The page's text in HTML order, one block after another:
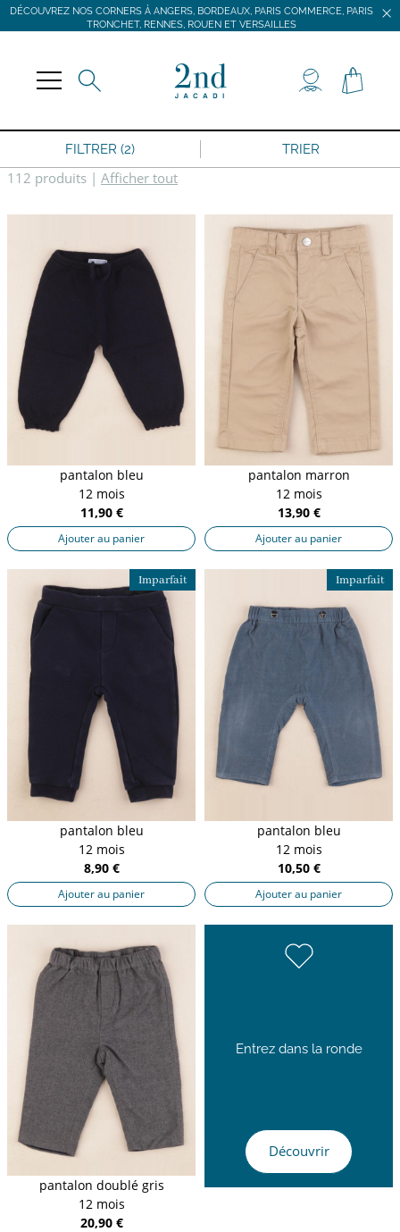
DÉCOUVREZ NOS CORNERS À ANGERS, BORDEAUX, PARIS COMMERCE, PARIS
TRONCHET, RENNES, ROUEN ET VERSAILLES
DÉCOUVREZ NOS CORNERS À ANGERS, BORDEAUX, PARIS COMMERCE, PARIS
TRONCHET, RENNES, ROUEN ET VERSAILLES
FILTRER (2) TRIER
112 produits | Afficher tout
pantalon bleu
12 mois
11,90 €
Ajouter au panier
pantalon marron
12 mois
13,90 €
Ajouter au panier
Imparfait
pantalon bleu
12 mois
8,90 €
Ajouter au panier
Imparfait
pantalon bleu
12 mois
10,50 €
Ajouter au panier
pantalon doublé gris
12 mois
20,90 €
Entrez dans la ronde
Découvrir